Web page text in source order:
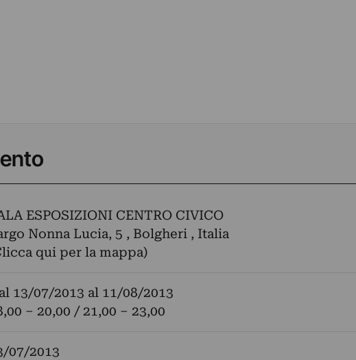
ESPOSIZIONI CENTRO CIVICO
Nonna Lucia, 5 , Bolgheri , Italia
qui per la mappa)
13/07/2013 al 11/08/2013
– 20,00 / 21,00 – 23,00
07/2013